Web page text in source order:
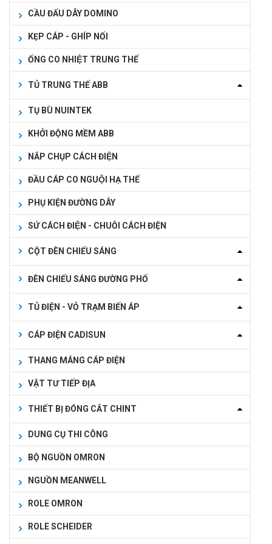
CẦU ĐẤU DÂY DOMINO
KẸP CÁP - GHÍP NỐI
ỐNG CO NHIỆT TRUNG THẾ
TỦ TRUNG THẾ ABB
TỤ BÙ NUINTEK
KHỞI ĐỘNG MỀM ABB
NẮP CHỤP CÁCH ĐIỆN
ĐẦU CÁP CO NGUỘI HẠ THẾ
PHỤ KIỆN ĐƯỜNG DÂY
SỨ CÁCH ĐIỆN - CHUỖI CÁCH ĐIỆN
CỘT ĐÈN CHIẾU SÁNG
ĐÈN CHIẾU SÁNG ĐƯỜNG PHỐ
TỦ ĐIỆN - VỎ TRẠM BIẾN ÁP
CÁP ĐIỆN CADISUN
THANG MÁNG CÁP ĐIỆN
VẬT TƯ TIẾP ĐỊA
THIẾT BỊ ĐÓNG CẮT CHINT
DUNG CỤ THI CÔNG
BỘ NGUỒN OMRON
NGUỒN MEANWELL
ROLE OMRON
ROLE SCHEIDER